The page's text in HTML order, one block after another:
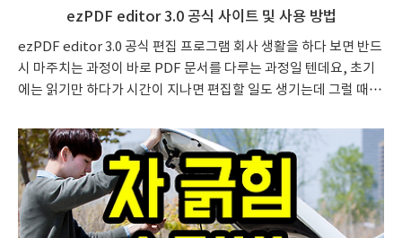
ezPDF editor 3.0 공식 사이트 및 사용 방법
ezPDF editor 3.0 공식 편집 프로그램 회사 생활을 하다 보면 반드
시 마주치는 과정이 바로 PDF 문서를 다루는 과정일 텐데요, 초기
에는 읽기만 하다가 시간이 지나면 편집할 일도 생기는데 그럴 때 유
프로그램은 1개월 사용료가 17000원 정도인데요, 그에 비하면 국
산 프로그램인 ezPDF editor 3.0 가격은 1년에 2만 원 정도입니다.
비교가 안 되는 가격이지요. 그래도 일부 기능면에서 부족하다고 이
야기는 하지만 특수한 기능적 측면에서의 이야기이고 실제 사무에
서 사용하는 기능은 모두 다 들어있다고 봐도 좋습니다. 개인용 vs